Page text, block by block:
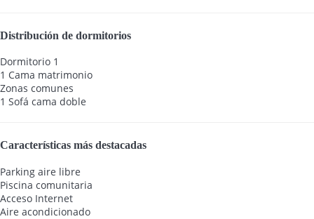
Distribución de dormitorios
Dormitorio 1
1 Cama matrimonio
Zonas comunes
1 Sofá cama doble
Características más destacadas
Parking aire libre
Piscina comunitaria
Acceso Internet
Aire acondicionado